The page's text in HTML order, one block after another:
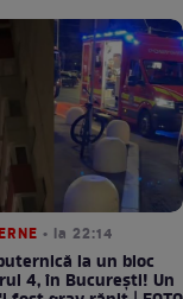
• la 22:14
la un bloc
4, în București! Un